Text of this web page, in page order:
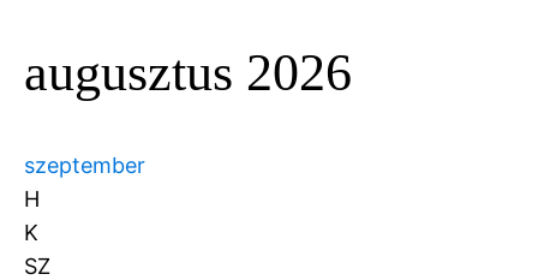
augusztus 2026
szeptember
H
K
SZ